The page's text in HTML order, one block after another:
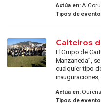
Actúa en:A
Tipos de
Gaiteiros
El Grupo de
Manzaneda”,
cualquier tipo
inauguraciones,
Actúa en:
Tipos de